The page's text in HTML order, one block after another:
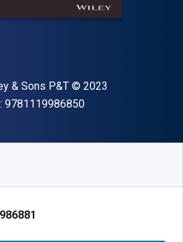
& Sons P&T Copyright
© 2023
9781119986850"ISBN-13